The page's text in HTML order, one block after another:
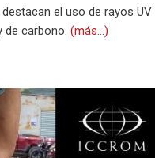
el uso de rayos UV
de carbono.(más…)